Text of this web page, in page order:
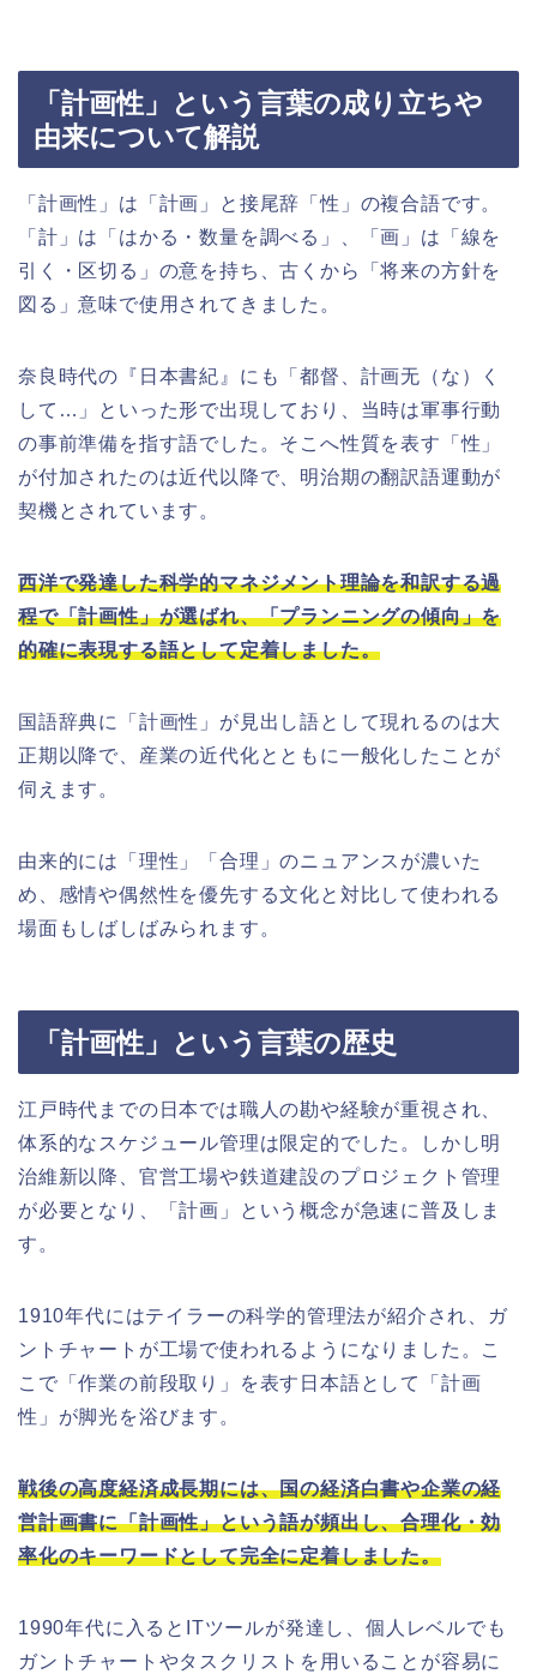
「計画性」という言葉の成り立ちや
由来について解説
「計画性」は「計画」と接尾辞「性」の複合語です。
「計」は「はかる・数量を調べる」、「画」は「線を
引く・区切る」の意を持ち、古くから「将来の方針を
図る」意味で使用されてきました。
奈良時代の『日本書紀』にも「都督、計画无（な）く
して…」といった形で出現しており、当時は軍事行動
の事前準備を指す語でした。そこへ性質を表す「性」
が付加されたのは近代以降で、明治期の翻訳語運動が
契機とされています。
西洋で発達した科学的マネジメント理論を和訳する過
程で「計画性」が選ばれ、「プランニングの傾向」を
的確に表現する語として定着しました。
国語辞典に「計画性」が見出し語として現れるのは大
正期以降で、産業の近代化とともに一般化したことが
伺えます。
由来的には「理性」「合理」のニュアンスが濃いた
め、感情や偶然性を優先する文化と対比して使われる
場面もしばしばみられます。
「計画性」という言葉の歴史
江戸時代までの日本では職人の勘や経験が重視され、
体系的なスケジュール管理は限定的でした。しかし明
治維新以降、官営工場や鉄道建設のプロジェクト管理
が必要となり、「計画」という概念が急速に普及しま
す。
1910年代にはテイラーの科学的管理法が紹介され、ガ
ントチャートが工場で使われるようになりました。こ
こで「作業の前段取り」を表す日本語として「計画
性」が脚光を浴びます。
戦後の高度経済成長期には、国の経済白書や企業の経
営計画書に「計画性」という語が頻出し、合理化・効
率化のキーワードとして完全に定着しました。
1990年代に入るとITツールが発達し、個人レベルでも
ガントチャートやタスクリストを用いることが容易に